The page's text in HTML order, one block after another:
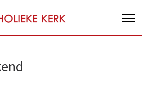
Kerk van Nederland